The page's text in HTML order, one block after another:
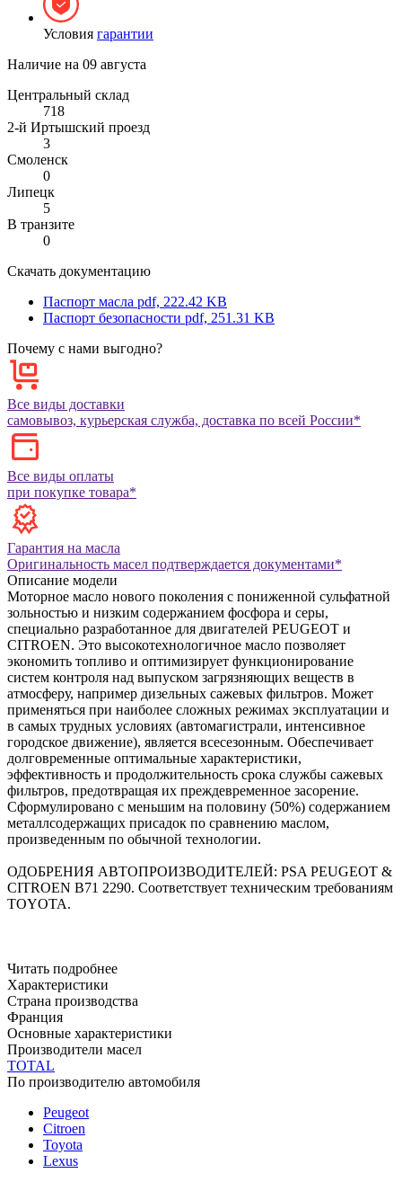
Условия гарантии
Наличие на 09 августа
Центральный склад
718
2-й Иртышский проезд
3
Смоленск
0
Липецк
5
В транзите
0
Скачать документацию
Паспорт масла pdf, 222.42 KB
Паспорт безопасности pdf, 251.31 KB
Почему с нами выгодно?
Все виды доставки
самовывоз, курьерская служба, доставка по всей России*
Все виды оплаты
при покупке товара*
Гарантия на масла
Оригинальность масел подтверждается документами*
Описание модели
Моторное масло нового поколения с пониженной сульфатной
зольностью и низким содержанием фосфора и серы,
специально разработанное для двигателей PEUGEOT и
CITROEN. Это высокотехнологичное масло позволяет
экономить топливо и оптимизирует функционирование
систем контроля над выпуском загрязняющих веществ в
атмосферу, например дизельных сажевых фильтров. Может
применяться при наиболее сложных режимах эксплуатации и
в самых трудных условиях (автомагистрали, интенсивное
городское движение), является всесезонным. Обеспечивает
долговременные оптимальные характеристики,
эффективность и продолжительность срока службы сажевых
фильтров, предотвращая их преждевременное засорение.
Сформулировано с меньшим на половину (50%) содержанием
металлсодержащих присадок по сравнению маслом,
произведенным по обычной технологии.
ОДОБРЕНИЯ АВТОПРОИЗВОДИТЕЛЕЙ: PSA PEUGEOT &
CITROEN B71 2290. Cоответствует техническим требованиям
TOYOTA.
Читать подробнее
Характеристики
Страна производства
Франция
Основные характеристики
Производители масел
TOTAL
По производителю автомобиля
Peugeot
Citroen
Toyota
Lexus